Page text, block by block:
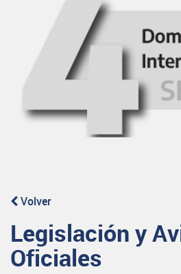
Volver
Legislación y
Oficiales